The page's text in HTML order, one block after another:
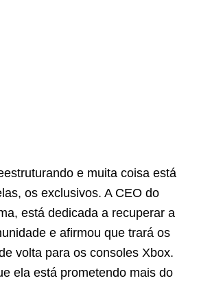
e muita coisa está
os exclusivos. A CEO do
está dedicada a recuperar a
e afirmou que trará os
volta para os consoles Xbox.
ela está prometendo mais do